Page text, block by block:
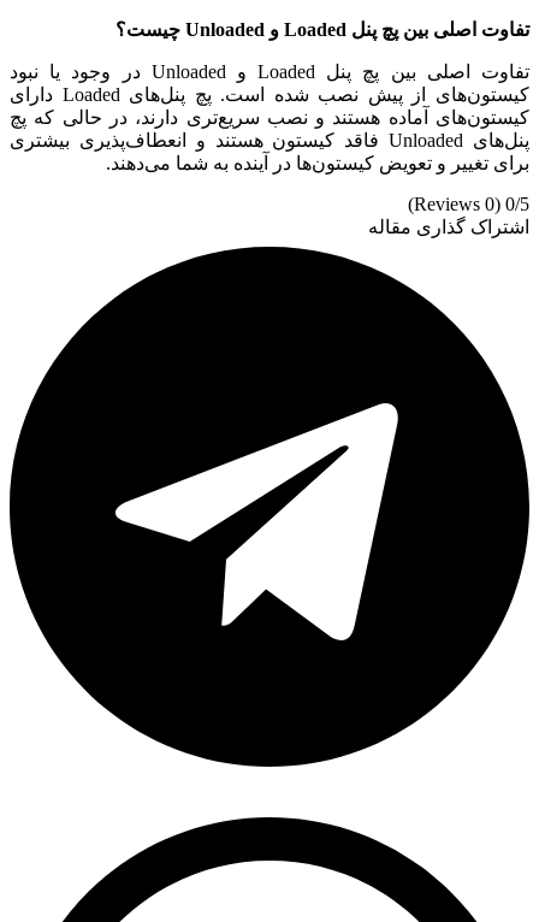
تفاوت اصلی بین پچ پنل Loaded و Unloaded چیست؟
تفاوت اصلی بین پچ پنل Loaded و Unloaded در وجود یا نبود
کیستون‌های از پیش نصب شده است. پچ پنل‌های Loaded دارای
کیستون‌های آماده هستند و نصب سریع‌تری دارند، در حالی که پچ
پنل‌های Unloaded فاقد کیستون هستند و انعطاف‌پذیری بیشتری
برای تغییر و تعویض کیستون‌ها در آینده به شما می‌دهند.
0/5
(0 Reviews)
اشتراک گذاری مقاله